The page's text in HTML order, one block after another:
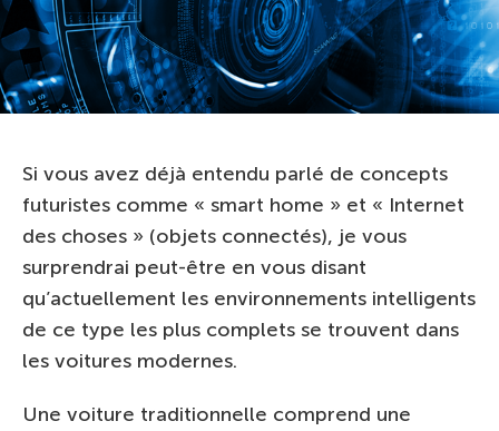
Si vous avez déjà entendu parlé de concepts
futuristes comme « smart home » et « Internet
des choses » (objets connectés), je vous
surprendrai peut-être en vous disant
qu’actuellement les environnements intelligents
de ce type les plus complets se trouvent dans
les voitures modernes.
Une voiture traditionnelle comprend une